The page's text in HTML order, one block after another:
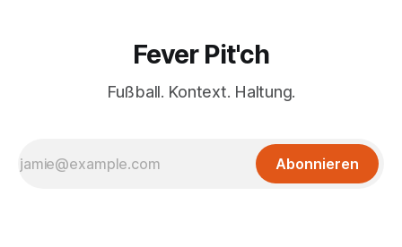
Fever Pit'ch
Fußball. Kontext. Haltung.
Abonnieren